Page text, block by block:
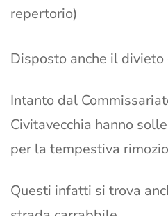
repertorio)
Disposto anche il
Intanto dal
Civitavecchia hanno
per la tempestiva
Questi infatti si trova